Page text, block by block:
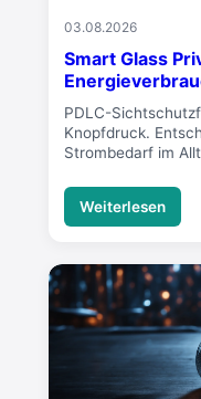
03.08.2026
Smart Glass
PDLC-
Knopfdruck.
Strombedarf im
Weiterlesen